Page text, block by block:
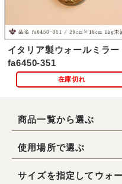
イタリア製ウォールミラー
fa6450-351
在庫切れ
商品一覧から選ぶ
使用場所で選ぶ
サイズを指定してウォ